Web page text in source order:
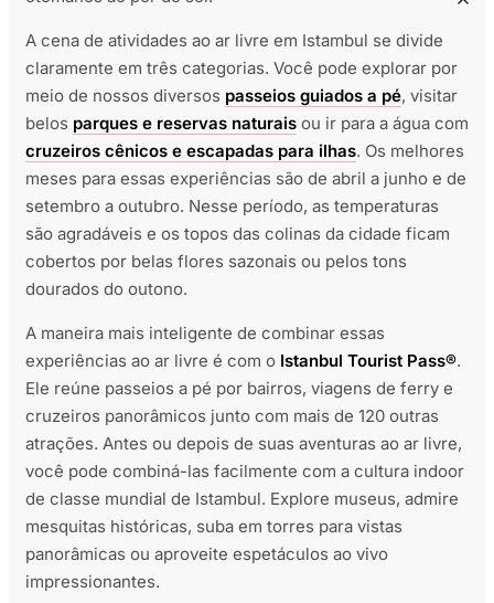
A cena de atividades ao ar livre em Istambul se divide
claramente em três categorias. Você pode explorar por
meio de nossos diversos passeios guiados a pé, visitar
belos parques e reservas naturais ou ir para a água com
cruzeiros cênicos e escapadas para ilhas. Os melhores
meses para essas experiências são de abril a junho e de
setembro a outubro. Nesse período, as temperaturas
são agradáveis e os topos das colinas da cidade ficam
cobertos por belas flores sazonais ou pelos tons
dourados do outono.
A maneira mais inteligente de combinar essas
experiências ao ar livre é com o Istanbul Tourist Pass®.
Ele reúne passeios a pé por bairros, viagens de ferry e
cruzeiros panorâmicos junto com mais de 120 outras
atrações. Antes ou depois de suas aventuras ao ar livre,
você pode combiná-las facilmente com a cultura indoor
de classe mundial de Istambul. Explore museus, admire
mesquitas históricas, suba em torres para vistas
panorâmicas ou aproveite espetáculos ao vivo
impressionantes.